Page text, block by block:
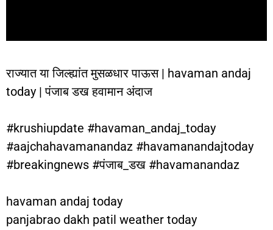
राज्यात या जिल्ह्यांत मुसळधार पाऊस | havaman andaj
today | पंजाब डख हवामान अंदाज
#krushiupdate #havaman_andaj_today
#aajchahavamanandaz #havamanandajtoday
#breakingnews #पंजाब_डख #havamanandaz
havaman andaj today
panjabrao dakh patil weather today